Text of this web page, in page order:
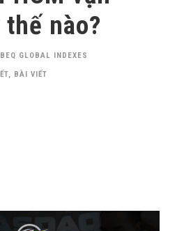
nào?
BEQ GLOBAL INDEXES
, BÀI VIẾT